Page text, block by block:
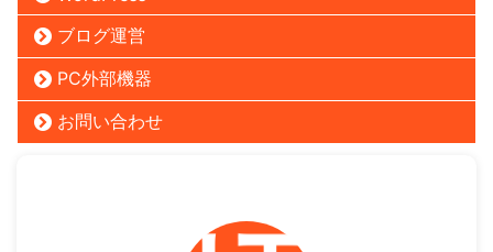
ブログ運営
PC外部機器
お問い合わせ